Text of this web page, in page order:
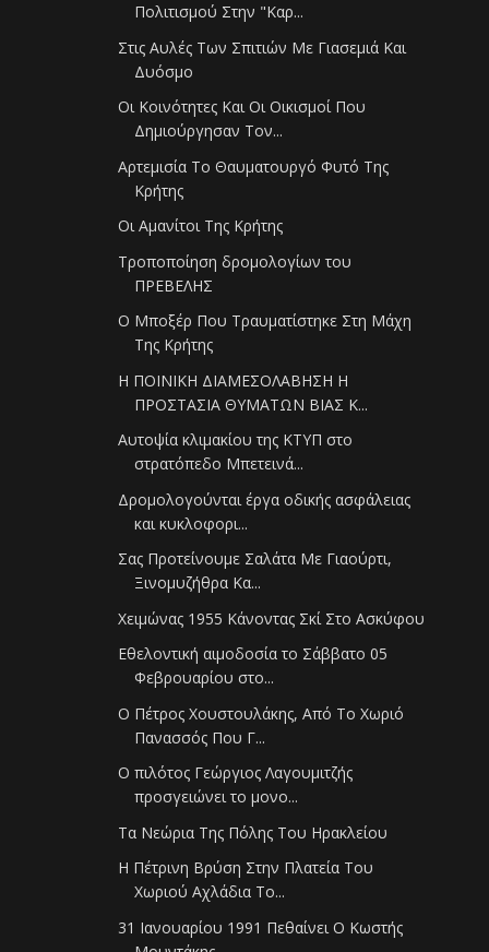
Πολιτισμού Στην "Καρ...
Στις Αυλές Των Σπιτιών Με Γιασεμιά Και
Δυόσμο
Οι Κοινότητες Και Οι Οικισμοί Που
Δημιούργησαν Τον...
Αρτεμισία Το Θαυματουργό Φυτό Της
Κρήτης
Οι Αμανίτοι Της Κρήτης
Τροποποίηση δρομολογίων του
ΠΡΕΒΕΛΗΣ
Ο Μποξέρ Που Τραυματίστηκε Στη Μάχη
Της Κρήτης
Η ΠΟΙΝΙΚΗ ΔΙΑΜΕΣΟΛΑΒΗΣΗ Η
ΠΡΟΣΤΑΣΙΑ ΘΥΜΑΤΩΝ ΒΙΑΣ Κ...
Αυτοψία κλιμακίου της ΚΤΥΠ στο
στρατόπεδο Μπετεινά...
Δρομολογούνται έργα οδικής ασφάλειας
και κυκλοφορι...
Σας Προτείνουμε Σαλάτα Με Γιαούρτι,
Ξινομυζήθρα Κα...
Χειμώνας 1955 Κάνοντας Σκί Στο Ασκύφου
Εθελοντική αιμοδοσία το Σάββατο 05
Φεβρουαρίου στο...
Ο Πέτρος Χουστουλάκης, Από Το Χωριό
Πανασσός Που Γ...
Ο πιλότος Γεώργιος Λαγουμιτζής
προσγειώνει το μονο...
Τα Νεώρια Της Πόλης Του Ηρακλείου
Η Πέτρινη Βρύση Στην Πλατεία Του
Χωριού Αχλάδια Το...
31 Ιανουαρίου 1991 Πεθαίνει Ο Κωστής